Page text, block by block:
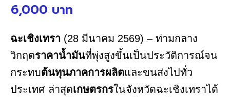
6,000 บาท
ฉะเชิงเทรา (28 มีนาคม 2569) – ท่ามกลาง
วิกฤตราคาน้ำมันที่พุ่งสูงขึ้นเป็นประวัติการณ์จน
กระทบต้นทุนภาคการผลิตและขนส่งไปทั่ว
ประเทศ ล่าสุดเกษตรกรในจังหวัดฉะเชิงเทราได้